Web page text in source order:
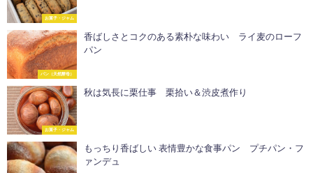
お菓子・ジャム
パン（天然酵母）
香ばしさとコクのある素朴な味わい ライ麦のローフ
パン
お菓子・ジャム
秋は気長に栗仕事 栗拾い＆渋皮煮作り
もっちり香ばしい 表情豊かな食事パン プチパン・フ
ァンデュ